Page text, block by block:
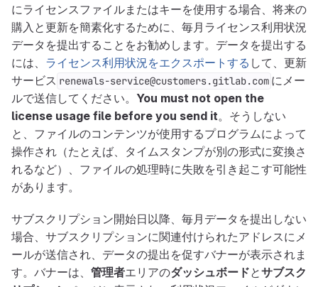
にライセンスファイルまたはキーを使用する場合、将来の
購入と更新を簡素化するために、毎月ライセンス利用状況
データを提出することをお勧めします。データを提出する
には、 ライセンス利用状況をエクスポートする して、更新
サービス renewals-service@customers.gitlab.com にメー
ルで送信してください。 You must not open the
license usage file before you send it。そうしない
と、ファイルのコンテンツが使用するプログラムによって
操作され（たとえば、タイムスタンプが別の形式に変換さ
れるなど）、ファイルの処理時に失敗を引き起こす可能性
があります。
サブスクリプション開始日以降、毎月データを提出しない
場合、サブスクリプションに関連付けられたアドレスにメ
ールが送信され、データの提出を促すバナーが表示されま
す。バナーは、 管理者エリアのダッシュボードとサブスク